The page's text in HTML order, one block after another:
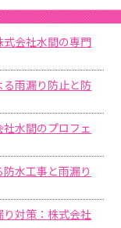
式会社水間の専門
る雨漏り防止と防
水間のプロフェ
水工事と雨漏り
り対策：株式会社